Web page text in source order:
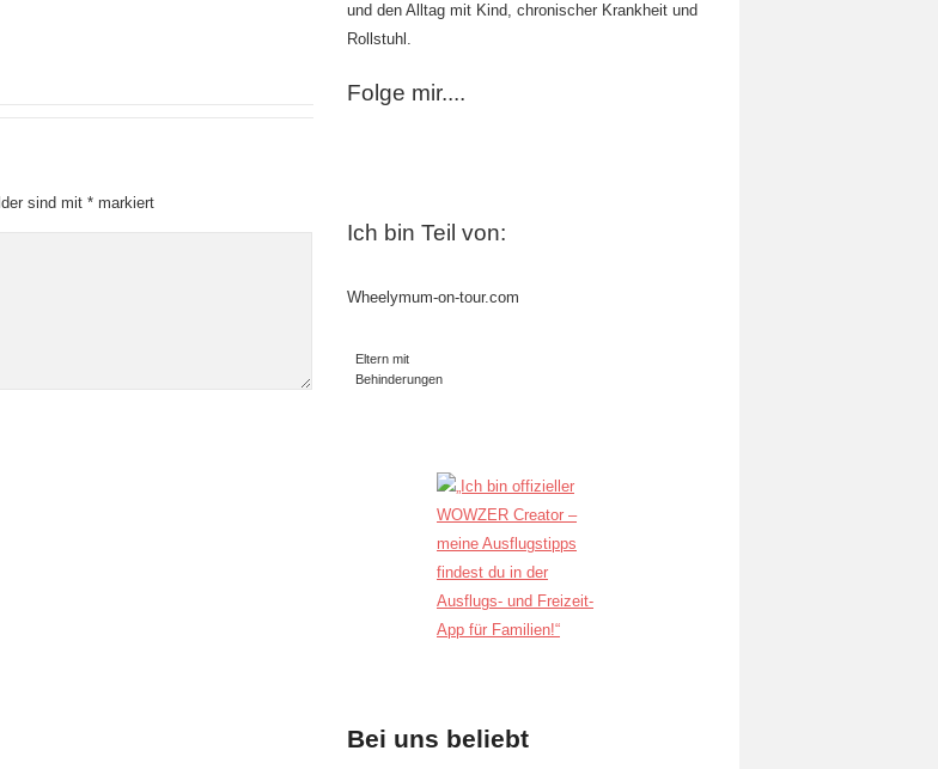
sind mit * markiert
und den Alltag mit Kind, chronischer Krankheit und
Rollstuhl.
Folge mir....
Ich bin Teil von:
Wheelymum-on-tour.com
Eltern mit
Behinderungen
Bei uns beliebt